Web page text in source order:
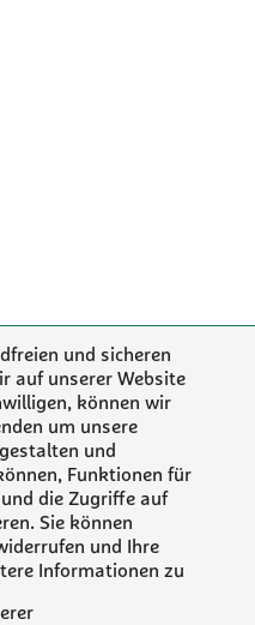
und sicheren
auf unserer Website
können wir
um unsere
und
Funktionen für
die Zugriffe auf
Sie können
und Ihre
Informationen zu